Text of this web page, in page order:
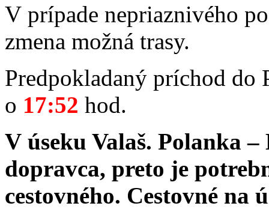
V prípade nepriaznivého
zmena možná trasy.
Predpokladaný príchod do
o 17:52 hod.
V úseku Valaš. Polanka
dopravca, preto je
cestovného. Cestovné na